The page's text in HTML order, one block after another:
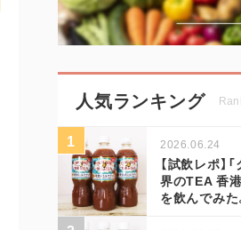
人気ランキング
2026.06.24
【試飲レポ】
界のTEA 香
を飲んでみ